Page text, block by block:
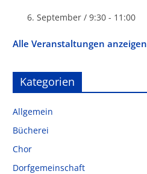
6. September / 9:30 - 11:00
Alle Veranstaltungen anzeigen
Kategorien
Allgemein
Bücherei
Chor
Dorfgemeinschaft